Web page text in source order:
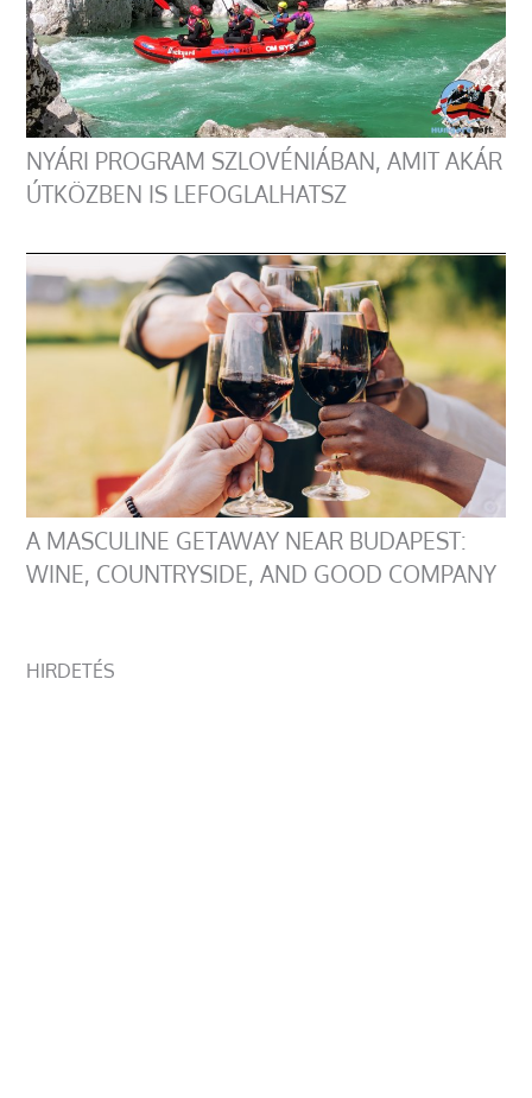
NYÁRI PROGRAM SZLOVÉNIÁBAN, AMIT AKÁR
ÚTKÖZBEN IS LEFOGLALHATSZ
A MASCULINE GETAWAY NEAR BUDAPEST:
WINE, COUNTRYSIDE, AND GOOD COMPANY
HIRDETÉS